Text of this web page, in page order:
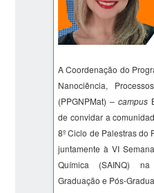
A Coordenação do
Nanociência,
(PPGNPMat) – campus
de convidar a
8º Ciclo de Palestras do
juntamente à VI
Química (SAINQ)
Graduação e Pós-